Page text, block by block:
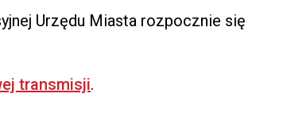
Urzędu Miasta rozpocznie się
transmisji.